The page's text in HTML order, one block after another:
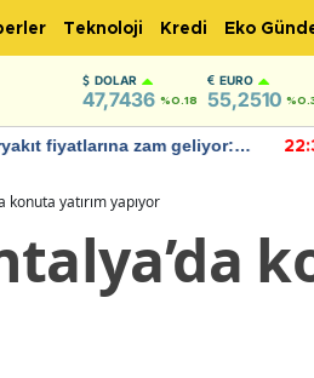
Teknoloji Kredi Eko
DOLAR
47,7436 %0.18
EURO
55,2510
fiyatlarına zam geliyor:
yatırım yapıyor